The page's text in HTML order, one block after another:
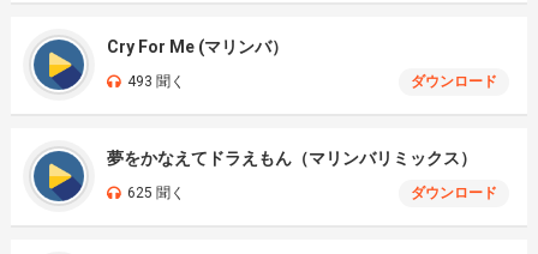
Cry For Me (マリンバ）
493 聞く ダウンロード
夢をかなえてドラえもん（マリンバリミックス）
625 聞く ダウンロード